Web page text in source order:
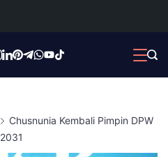
Chusnunia Kembali Pimpin DPW